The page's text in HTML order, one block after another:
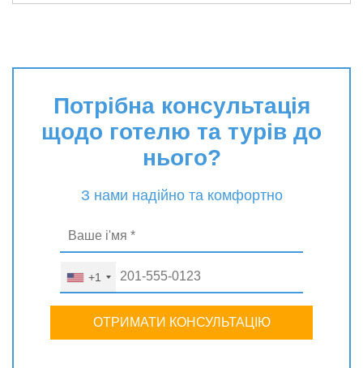
Потрібна консультація
щодо готелю та турів до
нього?
З нами надійно та комфортно
+1
ОТРИМАТИ КОНСУЛЬТАЦІЮ